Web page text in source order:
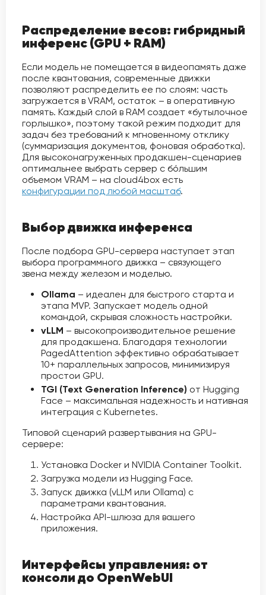
Распределение весов: гибридный
инференс (GPU + RAM)
Если модель не помещается в видеопамять даже
после квантования, современные движки
позволяют распределить ее по слоям: часть
загружается в VRAM, остаток – в оперативную
память. Каждый слой в RAM создает «бутылочное
горлышко», поэтому такой режим подходит для
задач без требований к мгновенному отклику
(суммаризация документов, фоновая обработка).
Для высоконагруженных продакшен-сценариев
оптимальнее выбрать сервер с бо́льшим
объемом VRAM – на cloud4box есть
конфигурации под любой масштаб.
Выбор движка инференса
После подбора GPU-сервера наступает этап
выбора программного движка – связующего
звена между железом и моделью.
Ollama – идеален для быстрого старта и
этапа MVP. Запускает модель одной
командой, скрывая сложность настройки.
vLLM – высокопроизводительное решение
для продакшена. Благодаря технологии
PagedAttention эффективно обрабатывает
10+ параллельных запросов, минимизируя
простои GPU.
TGI (Text Generation Inference) от Hugging
Face – максимальная надежность и нативная
интеграция с Kubernetes.
Типовой сценарий развертывания на GPU-
сервере:
Установка Docker и NVIDIA Container Toolkit.
Загрузка модели из Hugging Face.
Запуск движка (vLLM или Ollama) с
параметрами квантования.
Настройка API-шлюза для вашего
приложения.
Интерфейсы управления: от
консоли до OpenWebUI